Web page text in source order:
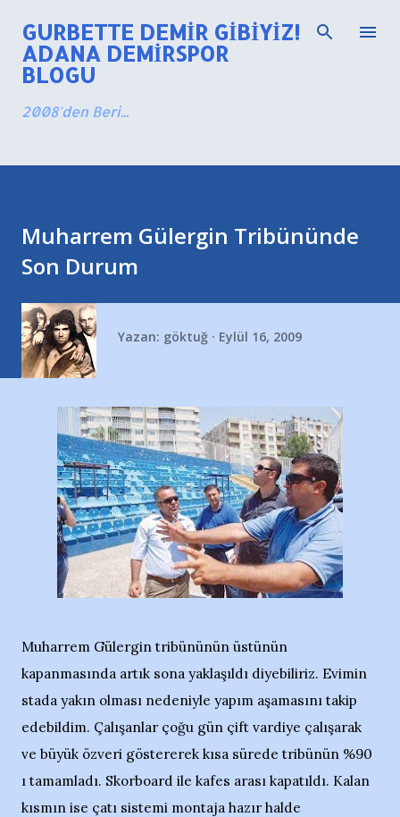
Ana içeriğe atla
GURBETTE DEMIR GIBIYIZ!
ADANA DEMIRSPOR
BLOGU
2008'den Beri...
Muharrem Gülergin Tribününde
Son Durum
Yazan: göktuğ Eylül 16, 2009
Muharrem Gülergin tribününün üstünün
kapanmasında artık sona yaklaşıldı diyebiliriz. Evimin
stada yakın olması nedeniyle yapım aşamasını takip
edebildim. Çalışanlar çoğu gün çift vardiye çalışarak
ve büyük özveri göstererek kısa sürede tribünün %90
ı tamamladı. Skorboard ile kafes arası kapatıldı. Kalan
kısmın ise çatı sistemi montaja hazır halde